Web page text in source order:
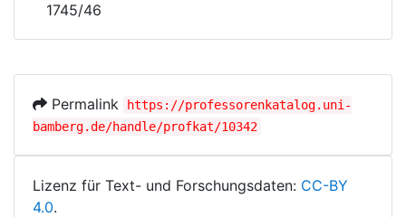
1745/46
Permalink
https://professorenkatalog.uni-
bamberg.de/handle/profkat/10342
Lizenz für Text- und Forschungsdaten: CC-BY
4.0.